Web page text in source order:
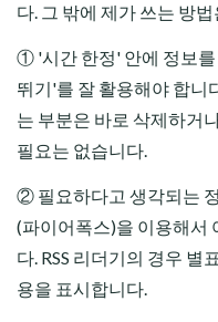
다. 그 밖에 제가 쓰는 방
① '시간 한정' 안에 정보
뛰기'를 잘 활용해야 합니
는 부분은 바로 삭제하거
필요는 없습니다.
② 필요하다고 생각되는
(파이어폭스)을 이용해서
다. RSS 리더기의 경우 별
용을 표시합니다.